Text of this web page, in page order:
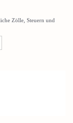
Zölle, Steuern und